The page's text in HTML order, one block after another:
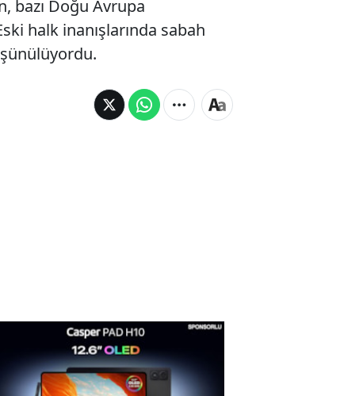
bazı Doğu Avrupa
halk inanışlarında sabah